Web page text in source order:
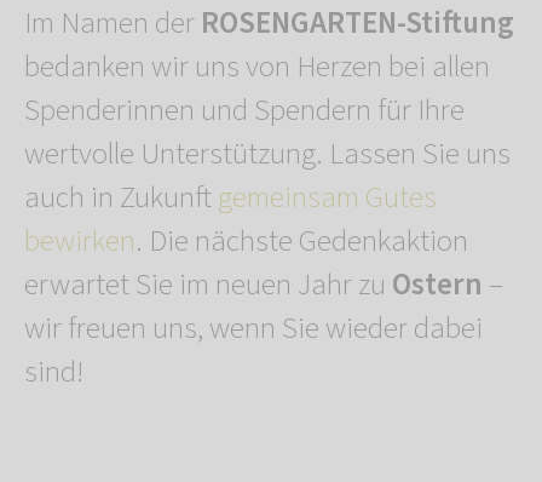
Im Namen derROSENGARTEN-Stiftung
bedanken wir uns von Herzen bei allen
Spenderinnen und Spendern für Ihre
wertvolle Unterstützung. Lassen Sie uns
auch in Zukunftgemeinsam Gutes
bewirken. Die nächste Gedenkaktion
erwartet Sie im neuen Jahr zu Ostern –
wir freuen uns, wenn Sie wieder dabei
sind!